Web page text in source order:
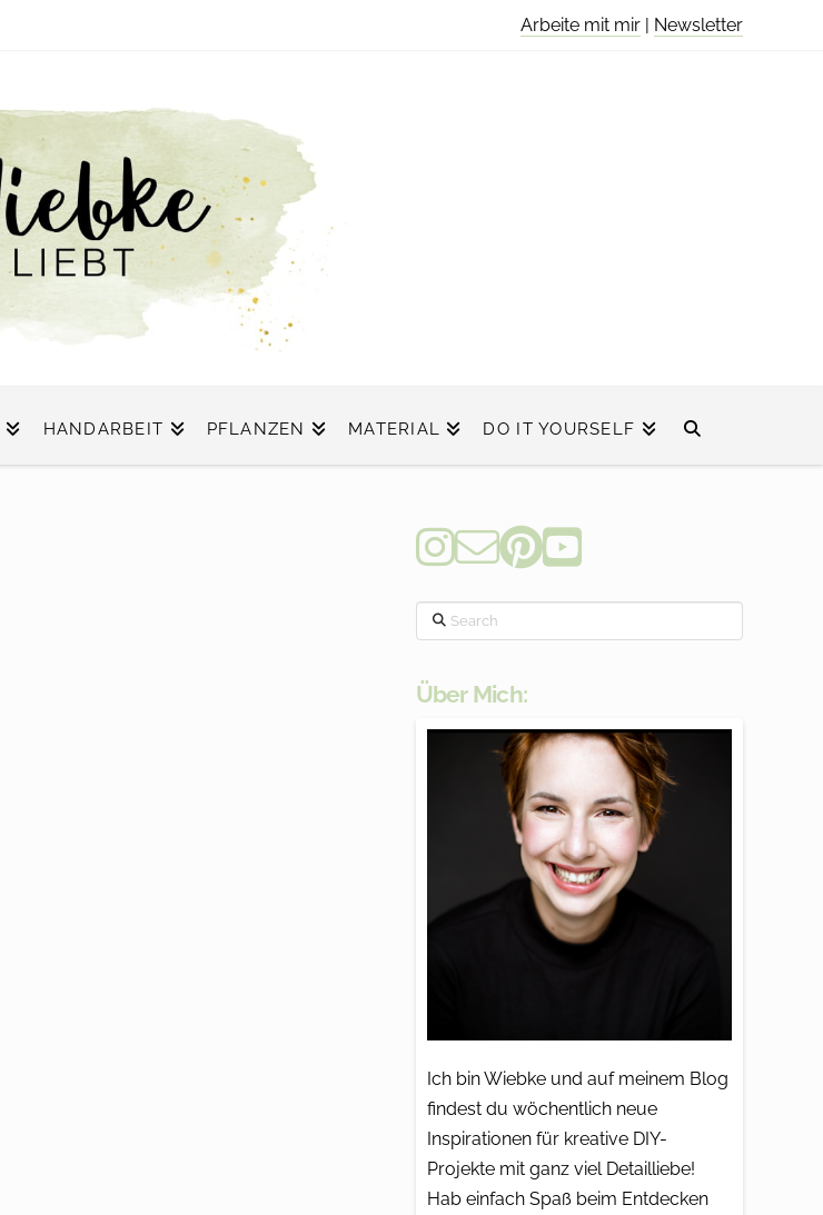
Arbeite mit mir | Newsletter
HANDARBEIT PFLANZEN MATERIAL DO IT YOURSELF
Search
Über Mich:
Ich bin Wiebke und auf meinem Blog
findest du wöchentlich neue
Inspirationen für kreative DIY-
Projekte mit ganz viel Detailliebe!
Hab einfach Spaß beim Entdecken